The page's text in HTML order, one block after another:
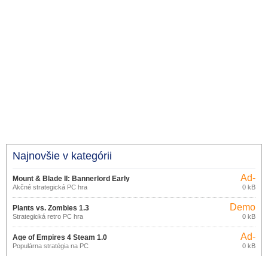
Najnovšie v kategórii
Mount & Blade II: Bannerlord Early
Access
Akčné strategická PC hra
Ad-
supported
0 kB
Plants vs. Zombies 1.3
Strategická retro PC hra
Demo
0 kB
Age of Empires 4 Steam 1.0
Populárna stratégia na PC
Ad-
supported
0 kB